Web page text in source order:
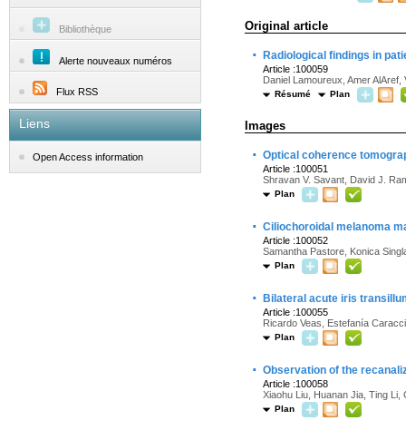
Bibliothèque
Alerte nouveaux numéros
Flux RSS
Liens
Open Access information
Original article
· Radiological findings in
Article :100059
Daniel Lamoureux, Amer AlAref,
Résumé Plan
Images
· Optical coherence
Article :100051
Shravan V. Savant, David J.
Plan
· Ciliochoroidal melanoma
Article :100052
Samantha Pastore, Konica
Plan
· Bilateral acute iris
Article :100055
Ricardo Veas, Estefanía
Plan
· Observation of the
Article :100058
Xiaohu Liu, Huanan Jia, Ting Li,
Plan